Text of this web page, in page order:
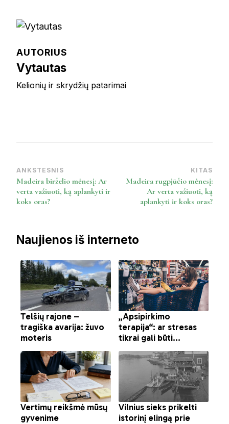
AUTORIUS
Vytautas
Kelionių ir skrydžių patarimai
Post
Navigation
ANKSTESNIS
Madeira birželio mėnesį: Ar
verta važiuoti, ką aplankyti ir
koks oras?
KITAS
Madeira rugpjūčio mėnesį:
Ar verta važiuoti, ką
aplankyti ir koks oras?
Naujienos iš interneto